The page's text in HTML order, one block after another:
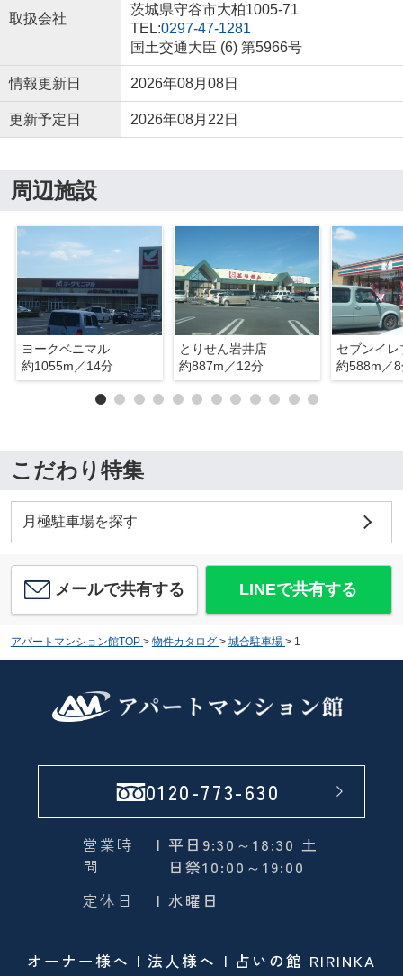
取扱会社
茨城県守谷市大柏1005-71
TEL:0297-47-1281
国土交通大臣 (6) 第5966号
情報更新日 2026年08月08日
更新予定日 2026年08月22日
周辺施設
ヨークベニマル
約1055m／14分
とりせん岩井店
約887m／12分
約588m／
こだわり特集
月極駐車場を探す
メールで共有する LINEで共有する
アパートマンション館TOP > 物件カタログ > 城合駐車場 > 1
0120-773-630
営業時
間
| 平日9:30～18:30 土
日祭10:00～19:00
定休日
| 水曜日
オーナー様へ 法人様へ 占いの館 RIRINKA